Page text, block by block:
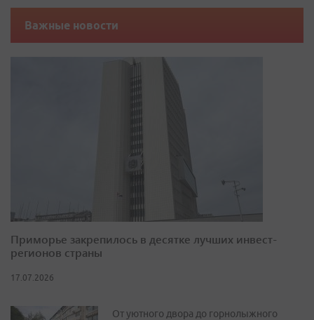
Важные новости
Приморье закрепилось в десятке лучших инвест-
регионов страны
17.07.2026
От уютного двора до горнолыжного